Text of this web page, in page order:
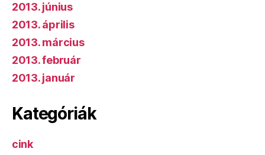
2013. június
2013. április
2013. március
2013. február
2013. január
Kategóriák
cink